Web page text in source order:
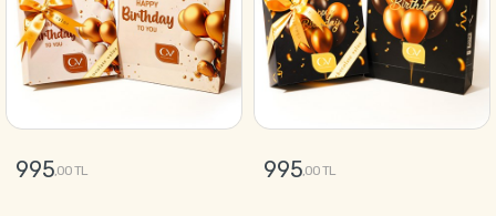
995,00 TL 995,00 TL